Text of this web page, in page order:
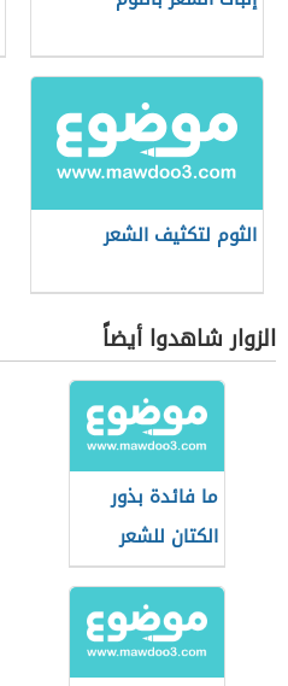
الثوم لتكثيف الشعر
الزوار شاهدوا أيضاً
ما فائدة بذور
الكتان للشعر